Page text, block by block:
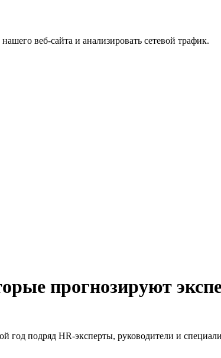
веб-сайта и анализировать сетевой трафик.
прогнозируют
год подряд HR-эксперты, руководители и